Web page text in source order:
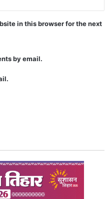
in this browser for the next
by email.